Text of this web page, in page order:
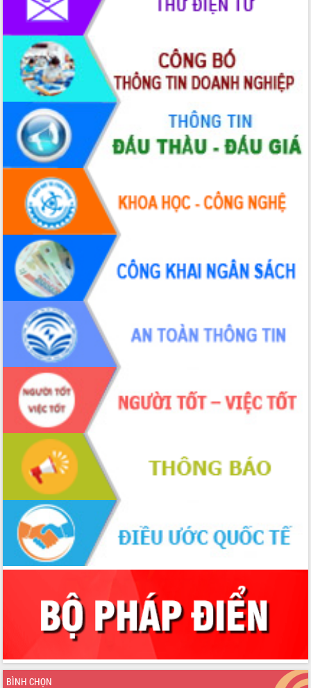
Đánh giá, rút kinh nghiệm công tác tổ
chức diễn tập trước ngày bầu cử
Chương trình “Gặp gỡ hữu nghị –
Friendship Meeting New Year 2026”
Bầu cử Quốc hội và HĐND: Cử tri Đắk
Lắk gửi gắm niềm tin, kỳ vọng vào lá
Đắk Lắk sẵn sàng các điều kiện cho
Ngày hội bầu cử đại biểu Quốc hội
khóa XVI và HĐND các cấp nhiệm kỳ
2026-2031
Đảm bảo cuộc bầu cử đại biểu Quốc
hội và đại biểu HĐND các cấp diễn ra
an toàn, hiệu quả, đúng quy định
Thủ tướng Chính phủ Phạm Minh Chính
kiểm tra, chỉ đạo hoàn thành các dự
án cao tốc và thăm khu tái định cư tại
Đắk Lắk
Sôi nổi Hội đua ngựa truyền thống Gò
Thì Thùng mừng Xuân Bính Ngọ 2026
Lãnh đạo tỉnh dâng hương tưởng niệm
tại Đập Đồng Cam đầu Xuân Bính Ngọ
Ngành nông nghiệp phấn đấu tăng
trưởng đạt 5,86% trong năm 2026
UBND tỉnh Đắk Lắk triển khai công tác
quốc phòng, quân sự địa phương năm
Đắk Lắk tập trung toàn lực khắc phục
tồn tại IUU, sẵn sàng làm việc với
Đoàn thanh tra EC
Chủ tịch UBND tỉnh Tạ Anh Tuấn thăm,
chúc mừng các bệnh viện nhân Ngày
Thầy thuốc Việt Nam
Rộn ràng lễ hội truyền thống Sông
nước Đà Nông lần thứ I năm 2026
Kỳ họp Chuyên đề lần thứ Năm, HĐND
tỉnh Đắk Lắk thông qua các nghị quyết
quan trọng
Thống nhất danh sách giới thiệu ứng
cử đại biểu Quốc hội khoá XVI và đại
biểu HĐND tỉnh Đắk Lắk, nhiệm kỳ
2026-2031
Phát động hai phong trào thi đua quan
trọng trong kỷ nguyên mới
Hội nghị lần thứ tư Ban Chỉ đạo công
BÌNH CHỌN